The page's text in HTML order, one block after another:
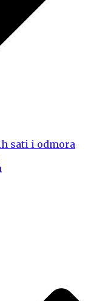
sati i odmora